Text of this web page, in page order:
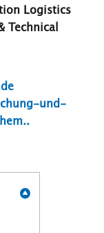
Logistics
Technical
und-